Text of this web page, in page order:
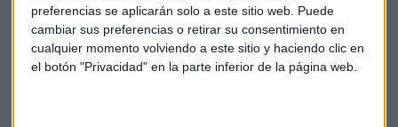
preferencias se aplicarán solo a este sitio web. Puede
cambiar sus preferencias o retirar su consentimiento en
cualquier momento volviendo a este sitio y haciendo clic en
el botón "Privacidad" en la parte inferior de la página web.
Están subiendo las acciones de empresas con intereses en
México que sufrieron ante las amenaza de Donald Trump de
aranceles y que hoy respiran tranquilas. RepuntaCie